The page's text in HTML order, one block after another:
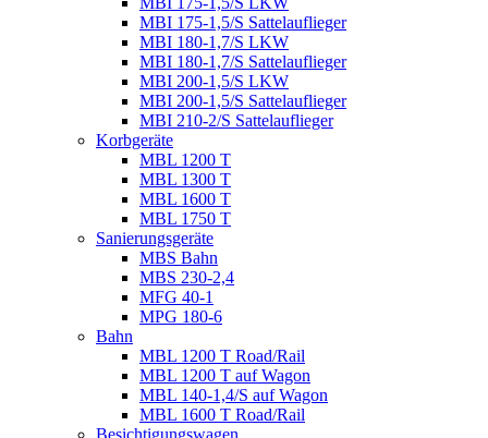
MBI 175-1,5/S Sattelauflieger
MBI 180-1,7/S LKW
MBI 180-1,7/S Sattelauflieger
MBI 200-1,5/S LKW
MBI 200-1,5/S Sattelauflieger
MBI 210-2/S Sattelauflieger
Korbgeräte
MBL 1200 T
MBL 1300 T
MBL 1600 T
MBL 1750 T
Sanierungsgeräte
MBS Bahn
MBS 230-2,4
MFG 40-1
MPG 180-6
Bahn
MBL 1200 T Road/Rail
MBL 1200 T auf Wagon
MBL 140-1,4/S auf Wagon
MBL 1600 T Road/Rail